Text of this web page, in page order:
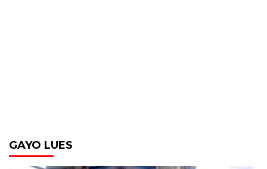
GAYO LUES